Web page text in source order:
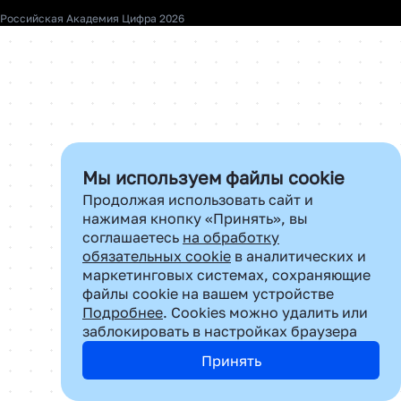
Мы используем файлы cookie
Продолжая использовать сайт и
нажимая кнопку «Принять», вы
соглашаетесь на обработку
обязательных cookie в аналитических и
маркетинговых системах, сохраняющие
файлы cookie на вашем устройстве
Подробнее. Cookies можно удалить или
заблокировать в настройках браузера
Принять
О нас
dir.rst@cifra.digital
Российская Академия Цифра 2026